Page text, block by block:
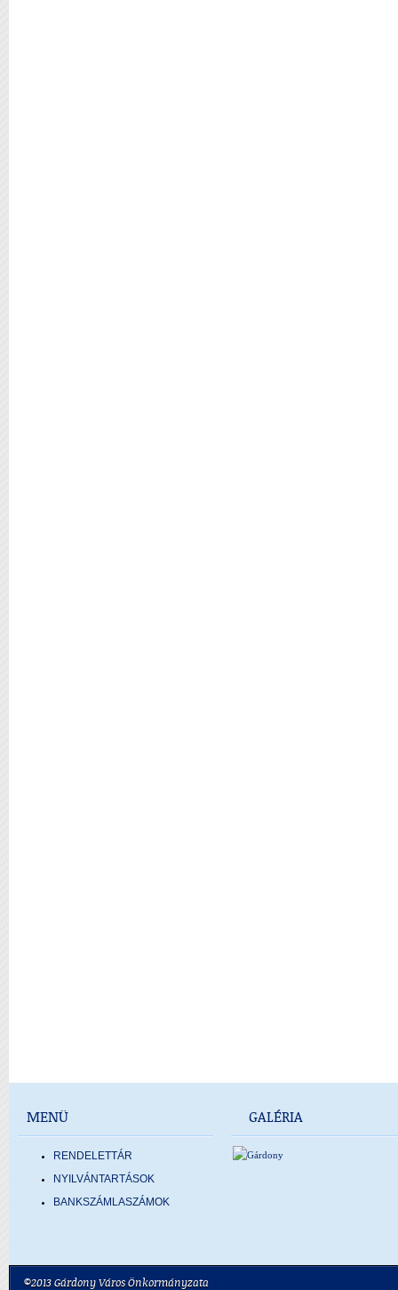
MENÜ
RENDELETTÁR
NYILVÁNTARTÁSOK
BANKSZÁMLASZÁMOK
GALÉRIA
©2013 Gárdony Város Önkormányzata